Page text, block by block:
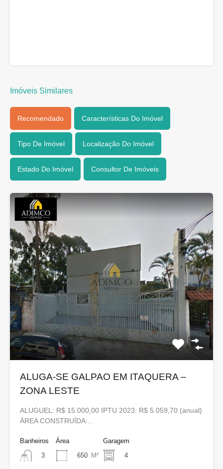
Imóveis Similares
Recomendado Características Do Imóvel
Tipo De Imóvel Localização Do Imóvel
Estado Do Imóvel Consultor De Imóveis
ALUGA-SE GALPAO EM ITAQUERA –
ZONA LESTE
ALUGUEL: R$ 15.000,00 IPTU 2023: R$ 5.059,70 (anual)
ÁREA CONSTRUÍDA:…
Banheiros
3
Área
650 M²
Garagem
4